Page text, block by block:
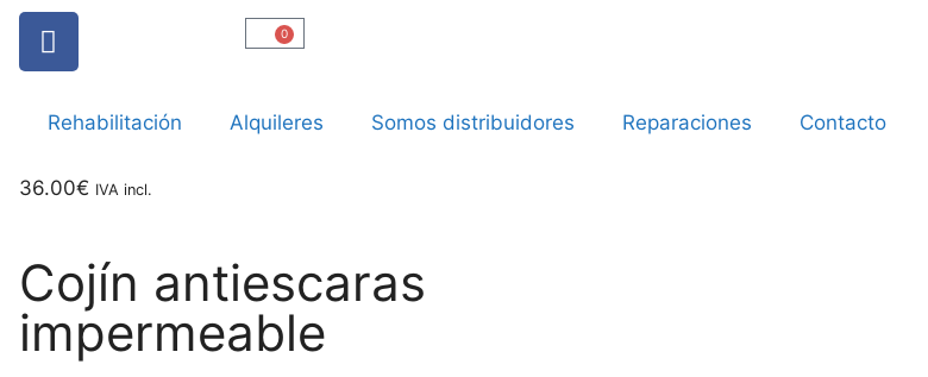
0
Rehabilitación Alquileres Somos distribuidores Reparaciones Contacto
36.00€ IVA incl.
Cojín antiescaras
impermeable